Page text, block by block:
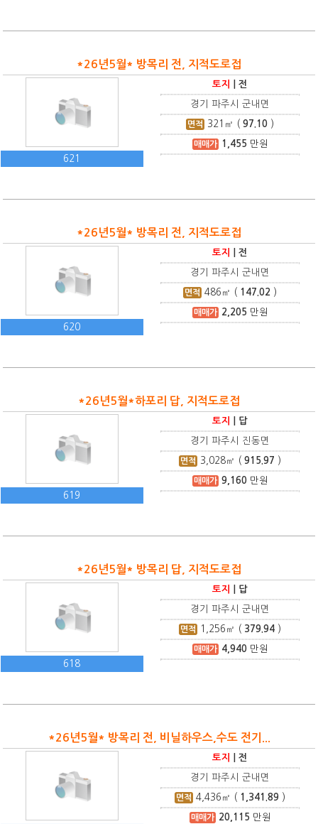
*26년5월* 방목리 전, 지적도로접
621
토지 |전
경기 파주시 군내면
면적 321 ㎡ (97.10 )
매매가 1,455 만원
*26년5월* 방목리 전, 지적도로접
620
토지 |전
경기 파주시 군내면
면적 486 ㎡ ( 147.02 )
매매가 2,205 만원
*26년5월*하포리 답, 지적도로접
619
토지 답
경기 파주시 진동면
면적 3,028㎡ (915.97 )
매매가 9,160만원
*26년5월* 방목리 답, 지적도로접
618
토지 답
경기 파주시 군내면
면적 1,256 ㎡ ( 379.94 )
매매가 4,940만원
*26년5월* 방목리 전, 비닐하우스,수도 전기...
토지 |전
경기 파주시 군내면
면적 4,436 ㎡ ( 1,341.89 )
매매가 20,115 만원